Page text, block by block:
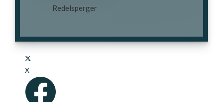
Redelsperger
X